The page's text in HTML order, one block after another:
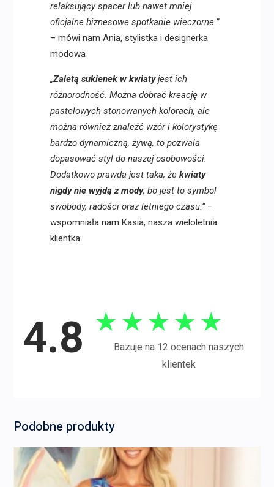
relaksujący spacer lub nawet mniej
oficjalne biznesowe spotkanie wieczorne.”
– mówi nam Ania, stylistka i designerka
modowa
„Zaletą sukienek w kwiatyjest ich
różnorodność. Można dobrać kreację w
pastelowych stonowanych kolorach, ale
można również znaleźć wzór i kolorystykę
bardzo dynamiczną, żywą, to pozwala
dopasować styl do naszej osobowości.
Dodatkowo prawda jest taka, że kwiaty
nigdy nie wyjdą z mody, bo jest to symbol
swobody, radości oraz letniego czasu.”–
wspomniała nam Kasia, nasza wieloletnia
klientka
4.8 ★ ★ ★ ★ ★
Bazuje na 12 ocenach naszych
klientek
Podobne produkty